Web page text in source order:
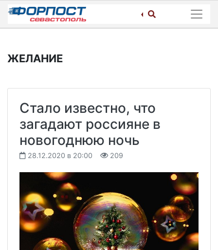
Skip
content
ЖЕЛАНИЕ
Стало известно, что
загадают россияне в
новогоднюю ночь
28.12.2020 в 20:00 209